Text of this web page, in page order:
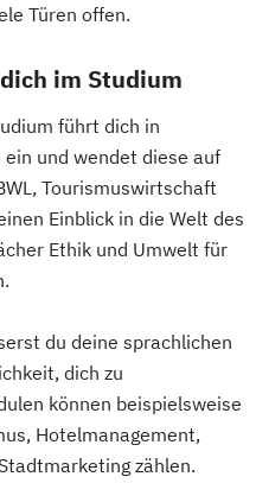
Türen offen.
im Studium
führt dich in
und wendet diese auf
Tourismuswirtschaft
Einblick in die Welt des
Ethik und Umwelt für
du deine sprachlichen
dich zu
können beispielsweise
Hotelmanagement,
zählen.